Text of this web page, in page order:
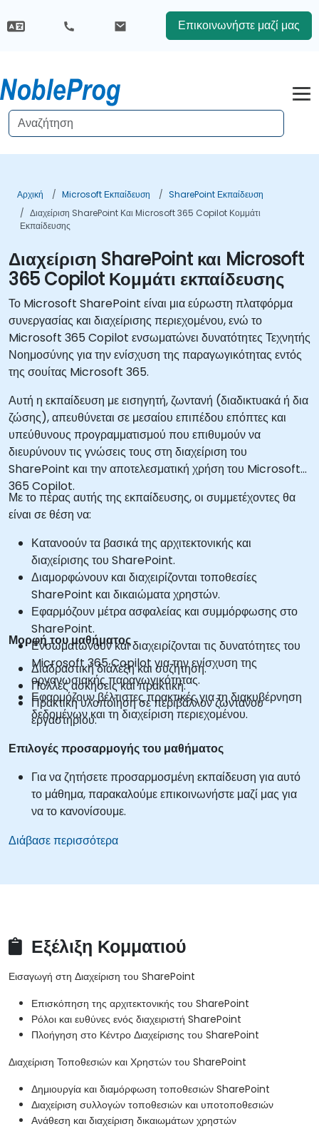
Επικοινωνήστε μαζί μας
Αρχική Microsoft Εκπαίδευση
SharePoint Εκπαίδευση
Διαχείριση SharePoint Και Microsoft 365 Copilot Κομμάτι
Εκπαίδευσης
Διαχείριση SharePoint και Microsoft
365 Copilot Κομμάτι εκπαίδευσης
Το Microsoft SharePoint είναι μια εύρωστη πλατφόρμα
συνεργασίας και διαχείρισης περιεχομένου, ενώ το
Microsoft 365 Copilot ενσωματώνει δυνατότητες Τεχνητής
Νοημοσύνης για την ενίσχυση της παραγωγικότητας εντός
της σουίτας Microsoft 365.
Αυτή η εκπαίδευση με εισηγητή, ζωντανή (διαδικτυακά ή δια
ζώσης), απευθύνεται σε μεσαίου επιπέδου επόπτες και
υπεύθυνους προγραμματισμού που επιθυμούν να
διευρύνουν τις γνώσεις τους στη διαχείριση του
SharePoint και την αποτελεσματική χρήση του Microsoft
365 Copilot.
Με το πέρας αυτής της εκπαίδευσης, οι συμμετέχοντες θα
είναι σε θέση να:
Κατανοούν τα βασικά της αρχιτεκτονικής και
διαχείρισης του SharePoint.
Διαμορφώνουν και διαχειρίζονται τοποθεσίες
SharePoint και δικαιώματα χρηστών.
Εφαρμόζουν μέτρα ασφαλείας και συμμόρφωσης στο
SharePoint.
Ενσωματώνουν και διαχειρίζονται τις δυνατότητες του
Microsoft 365 Copilot για την ενίσχυση της
οργανωσιακής παραγωγικότητας.
Εφαρμόζουν βέλτιστες πρακτικές για τη διακυβέρνηση
δεδομένων και τη διαχείριση περιεχομένου.
Μορφή του μαθήματος
Διαδραστική διάλεξη και συζήτηση.
Πολλές ασκήσεις και πρακτική.
Πρακτική υλοποίηση σε περιβάλλον ζωντανού
εργαστηρίου.
Επιλογές προσαρμογής του μαθήματος
Για να ζητήσετε προσαρμοσμένη εκπαίδευση για αυτό
το μάθημα, παρακαλούμε επικοινωνήστε μαζί μας για
να το κανονίσουμε.
Διάβασε περισσότερα
Εξέλιξη Κομματιού
Εισαγωγή στη Διαχείριση του SharePoint
Επισκόπηση της αρχιτεκτονικής του SharePoint
Ρόλοι και ευθύνες ενός διαχειριστή SharePoint
Πλοήγηση στο Κέντρο Διαχείρισης του SharePoint
Διαχείριση Τοποθεσιών και Χρηστών του SharePoint
Δημιουργία και διαμόρφωση τοποθεσιών SharePoint
Διαχείριση συλλογών τοποθεσιών και υποτοποθεσιών
Ανάθεση και διαχείριση δικαιωμάτων χρηστών